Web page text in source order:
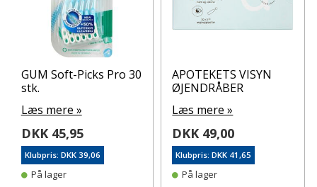
GUM Soft-Picks Pro 30
stk.
Læs mere »
DKK 45,95
Klubpris: DKK 39,06
På lager
APOTEKETS VISYN
ØJENDRÅBER
Læs mere »
DKK 49,00
Klubpris: DKK 41,65
På lager